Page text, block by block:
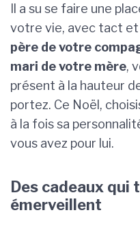
Il a su se faire une
votre vie, avec tact et
père de votre
mari de votre mère,
présent à la hauteur
portez. Ce Noël,
à la fois sa
vous avez pour lui.
Des cadeaux qui
émerveillent